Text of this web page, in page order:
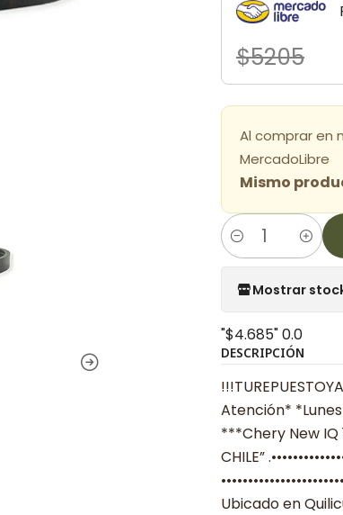
$5205
Al comprar en
MercadoLibre
Mismo
Cantidad
Mostrar
"$4.685"0.0
DESCRIPCIÓN
Atención*
***Chery New IQ
CHILE”
Ubicado en